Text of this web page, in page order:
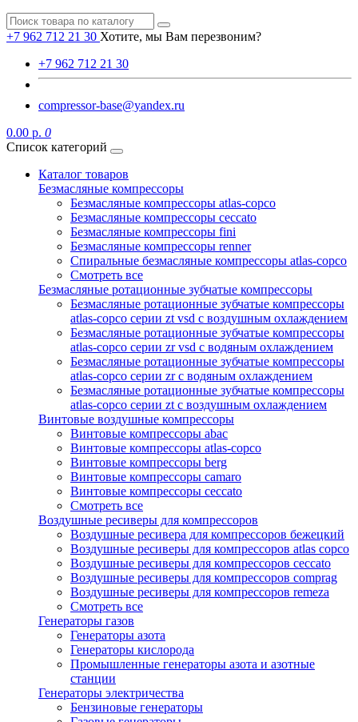
+7 962 712 21 30 Хотите, мы Вам перезвоним?
+7 962 712 21 30
compressor-base@yandex.ru
0.00 р. 0
Список категорий
Каталог товаров
Безмасляные компрессоры
Безмасляные компрессоры atlas-copco
Безмасляные компрессоры ceccato
Безмасляные компрессоры fini
Безмасляные компрессоры renner
Спиральные безмасляные компрессоры atlas-copco
Смотреть все
Безмасляные ротационные зубчатые компрессоры
Безмасляные ротационные зубчатые компрессоры
atlas-copco серии zt vsd с воздушным охлаждением
Безмасляные ротационные зубчатые компрессоры
atlas-copco серии zr vsd с водяным охлаждением
Безмасляные ротационные зубчатые компрессоры
atlas-copco серии zr с водяным охлаждением
Безмасляные ротационные зубчатые компрессоры
atlas-copco серии zt с воздушным охлаждением
Винтовые воздушные компрессоры
Винтовые компрессоры abac
Винтовые компрессоры atlas-copco
Винтовые компрессоры berg
Винтовые компрессоры camaro
Винтовые компрессоры ceccato
Смотреть все
Воздушные ресиверы для компрессоров
Воздушные ресивера для компрессоров бежецкий
Воздушные ресиверы для компрессоров atlas copco
Воздушные ресиверы для компрессоров ceccato
Воздушные ресиверы для компрессоров comprag
Воздушные ресиверы для компрессоров remeza
Смотреть все
Генераторы газов
Генераторы азота
Генераторы кислорода
Промышленные генераторы азота и азотные
станции
Генераторы электричества
Бензиновые генераторы